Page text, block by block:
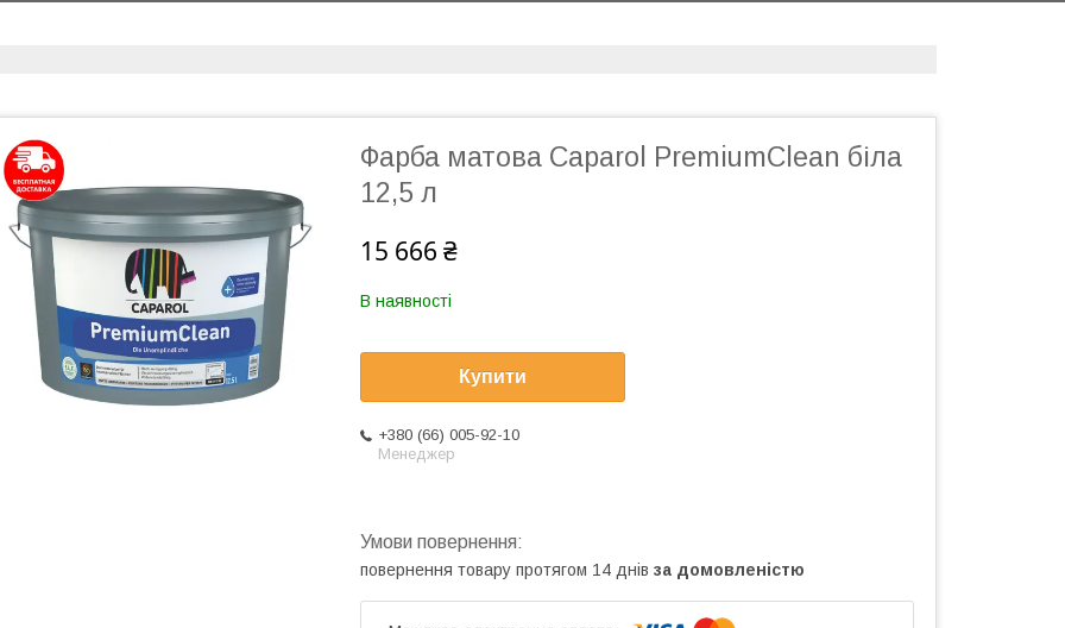
Фарба матова Caparol PremiumClean біла
12,5 л
15 666 ₴
В наявності
Купити
+380 (66) 005-92-10
Менеджер
повернення товару протягом 14 днів за домовленістю